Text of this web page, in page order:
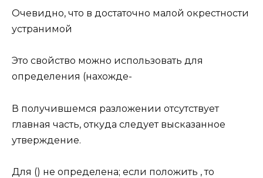
Очевидно, что в достаточно малой окрестности
устранимой
Это свойство можно использовать для
определения (нахожде-
В получившемся разложении отсутствует
главная часть, откуда следует высказанное
утверждение.
Для () не определена; если положить , то